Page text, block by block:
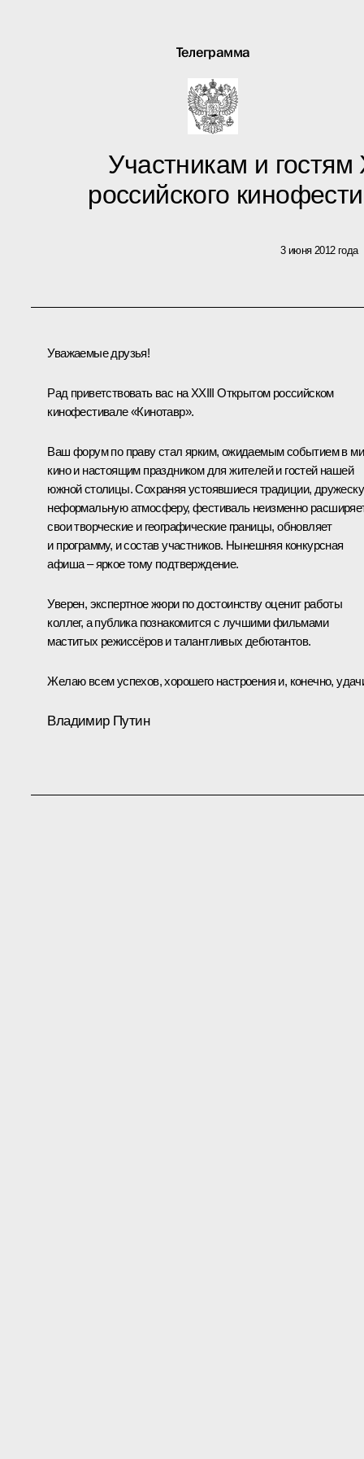
Телеграмма
Участникам и гостям
российского
3 июня 2012 года
Уважаемые друзья!
Рад приветствовать вас на XXIII Открытом российском
кинофестивале «Кинотавр».
Ваш форум по праву стал ярким, ожидаемым событием в
кино и настоящим праздником для жителей и гостей нашей
южной столицы. Сохраняя устоявшиеся традиции,
неформальную атмосферу, фестиваль неизменно
свои творческие и географические границы, обновляет
и программу, и состав участников. Нынешняя конкурсная
афиша – яркое тому подтверждение.
Уверен, экспертное жюри по достоинству оценит работы
коллег, а публика познакомится с лучшими фильмами
маститых режиссёров и талантливых дебютантов.
Желаю всем успехов, хорошего настроения и, конечно,
Владимир Путин